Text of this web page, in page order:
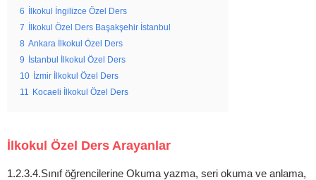
6 İlkokul İngilizce Özel Ders
7 İlkokul Özel Ders Başakşehir İstanbul
8 Ankara İlkokul Özel Ders
9 İstanbul İlkokul Özel Ders
10 İzmir İlkokul Özel Ders
11
Kocaeli İlkokul Özel Ders
İlkokul Özel Ders Arayanlar
1.2.3.4.Sınıf öğrencilerine Okuma yazma, seri okuma ve anlama,